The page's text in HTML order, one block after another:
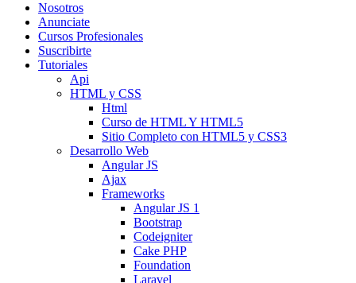
Nosotros
Anunciate
Cursos Profesionales
Suscribirte
Tutoriales
Api
HTML y CSS
Html
Curso de HTML Y HTML5
Sitio Completo con HTML5 y CSS3
Desarrollo Web
Angular JS
Ajax
Frameworks
Angular JS 1
Bootstrap
Codeigniter
Cake PHP
Foundation
Laravel